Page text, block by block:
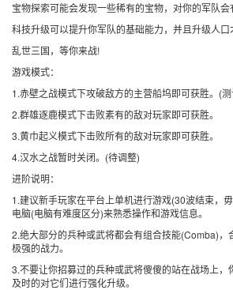
宝物探索可能会发现一些稀有的宝物，对你的军队会
科技升级可以提升你军队的基础能力，并且升级人口
乱世三国，等你来战!
游戏模式：
1.赤壁之战模式下攻破敌方的主营船坞即可获胜。(
2.群雄逐鹿模式下击败素有的敌对玩家即可获胜。
3.黄巾起义模式下击败所有的敌对玩家即可获胜。
4.汉水之战暂时关闭。(待调整)
进阶说明：
1.建议新手玩家在平台上单机进行游戏(30波结束，
电脑(电脑有难度区分)来熟悉操作和游戏信息。
2.绝大部分的兵种或武将都会有组合技能(Comba)，
极强的战力。
3.不要让你招募过的兵种或武将傻傻的站在战场上
及时的对它们进行强化升级。